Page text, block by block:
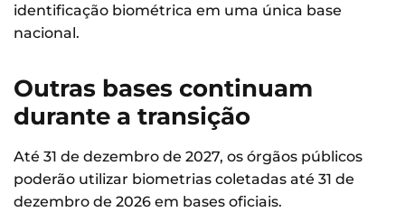
identificação biométrica em uma única base
nacional.
Outras bases continuam
durante a transição
Até 31 de dezembro de 2027, os órgãos públicos
poderão utilizar biometrias coletadas até 31 de
dezembro de 2026 em bases oficiais.